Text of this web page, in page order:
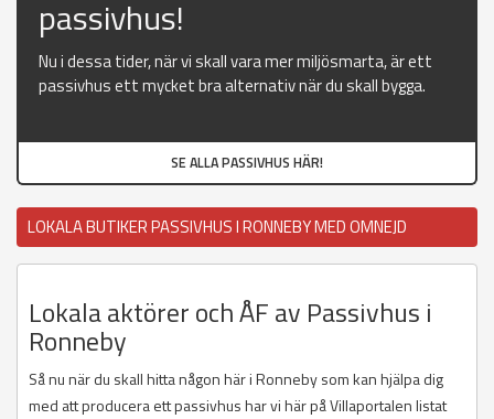
passivhus!
Nu i dessa tider, när vi skall vara mer miljösmarta, är ett
passivhus ett mycket bra alternativ när du skall bygga.
SE ALLA PASSIVHUS HÄR!
LOKALA BUTIKER PASSIVHUS I RONNEBY MED OMNEJD
Lokala aktörer och ÅF av Passivhus i
Ronneby
Så nu när du skall hitta någon här i Ronneby som kan hjälpa dig
med att producera ett passivhus har vi här på Villaportalen listat